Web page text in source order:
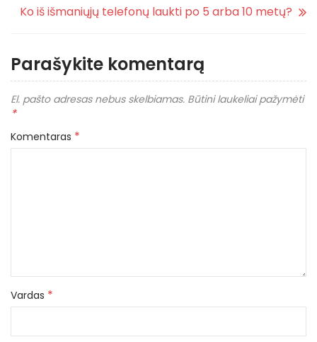
Ko iš išmaniųjų telefonų laukti po 5 arba 10 metų?
Parašykite komentarą
El. pašto adresas nebus skelbiamas. Būtini laukeliai pažymėti
*
Komentaras *
Vardas *